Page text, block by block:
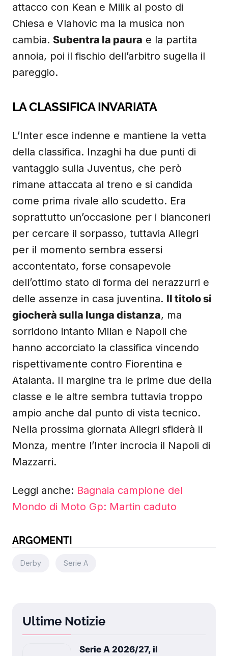
attacco con Kean e Milik al posto di
Chiesa e Vlahovic ma la musica non
cambia. Subentra la paura e la partita
annoia, poi il fischio dell’arbitro sugella il
pareggio.
LA CLASSIFICA INVARIATA
L’Inter esce indenne e mantiene la vetta
della classifica. Inzaghi ha due punti di
vantaggio sulla Juventus, che però
rimane attaccata al treno e si candida
come prima rivale allo scudetto. Era
soprattutto un’occasione per i bianconeri
per cercare il sorpasso, tuttavia Allegri
per il momento sembra essersi
accontentato, forse consapevole
dell’ottimo stato di forma dei nerazzurri e
delle assenze in casa juventina. Il titolo si
giocherà sulla lunga distanza, ma
sorridono intanto Milan e Napoli che
hanno accorciato la classifica vincendo
rispettivamente contro Fiorentina e
Atalanta. Il margine tra le prime due della
classe e le altre sembra tuttavia troppo
ampio anche dal punto di vista tecnico.
Nella prossima giornata Allegri sfiderà il
Monza, mentre l’Inter incrocia il Napoli di
Mazzarri.
Leggi anche: Bagnaia campione del
Mondo di Moto Gp: Martin caduto
ARGOMENTI
Derby Serie A
Ultime Notizie
Serie A 2026/27, il